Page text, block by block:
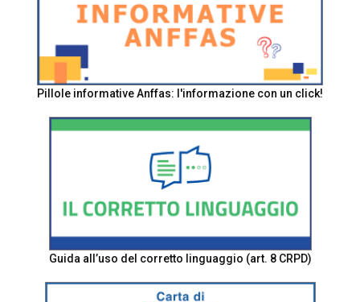
Pillole informative Anffas: l'informazione con un click!
Guida all’uso del corretto linguaggio (art. 8 CRPD)